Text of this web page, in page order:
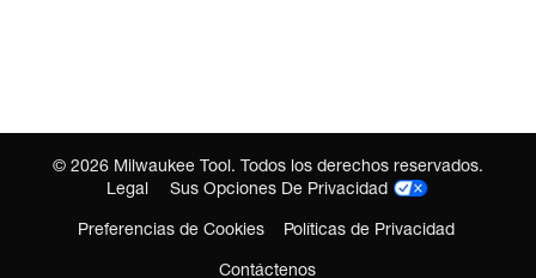
© 2026 Milwaukee Tool. Todos los derechos reservados.
Legal
Sus Opciones De Privacidad
Preferencias de Cookies
Políticas de Privacidad
Contáctenos